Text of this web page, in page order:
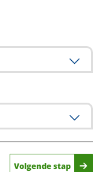
Volgende stap